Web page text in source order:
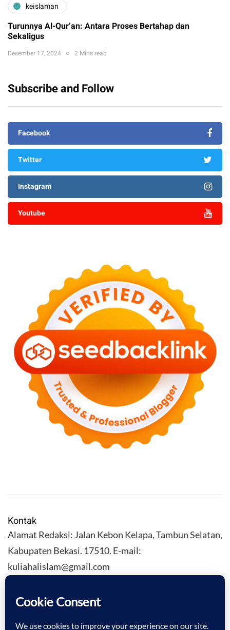
keislaman
Turunnya Al-Qur’an: Antara Proses Bertahap dan
Sekaligus
Desember 17, 2024 2 Mins read
Subscribe and Follow
Facebook
Twitter
Instagram
Youtube
Kontak
Alamat Redaksi: Jalan Kebon Kelapa, Tambun Selatan,
Kabupaten Bekasi. 17510. E-mail:
kuliahalislam@gmail.com